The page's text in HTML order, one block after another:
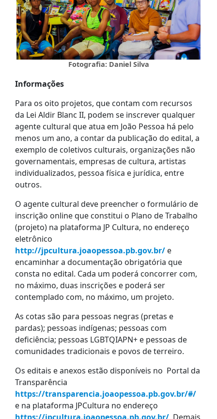
Fotografia: Daniel Silva
Informações
Para os oito projetos, que contam com recursos
da Lei Aldir Blanc II, podem se inscrever qualquer
agente cultural que atua em João Pessoa há pelo
menos um ano, a contar da publicação do edital, a
exemplo de coletivos culturais, organizações não
governamentais, empresas de cultura, artistas
individualizados, pessoa física e jurídica, entre
outros.
O agente cultural deve preencher o formulário de
inscrição online que constitui o Plano de Trabalho
(projeto) na plataforma JP Cultura, no endereço
eletrônico
http://jpcultura.joaopessoa.pb.gov.br/e
encaminhar a documentação obrigatória que
consta no edital. Cada um poderá concorrer com,
no máximo, duas inscrições e poderá ser
contemplado com, no máximo, um projeto.
As cotas são para pessoas negras (pretas e
pardas); pessoas indígenas; pessoas com
deficiência; pessoas LGBTQIAPN+ e pessoas de
comunidades tradicionais e povos de terreiro.
Os editais e anexos estão disponíveis no Portal da
Transparência
https://transparencia.joaopessoa.pb.gov.br/#/
e na plataforma JPCultura no endereço